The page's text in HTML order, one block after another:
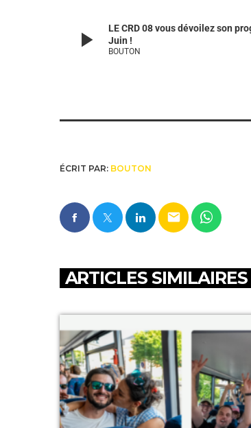
play_arrow
LE CRD 08 vous dévoilez son
Juin !
BOUTON
ÉCRIT PAR: BOUTON
email
ARTICLES SIMILAIRES